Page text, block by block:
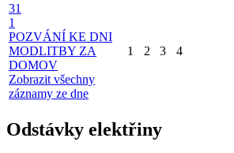
31
1
POZVÁNÍ KE DNI
MODLITBY ZA
DOMOV
Zobrazit všechny
záznamy ze dne
1 2 3 4
Odstávky elektřiny